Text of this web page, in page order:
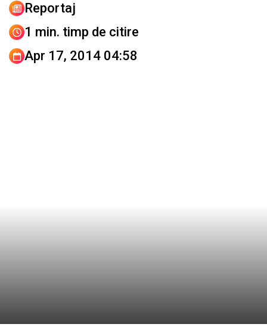
Reportaj
1 min. timp de citire
Apr 17, 2014 04:58